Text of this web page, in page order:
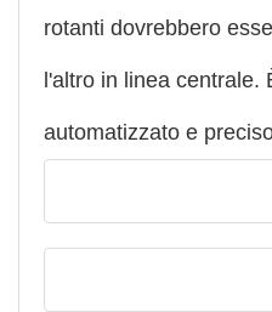
rotanti dovrebbero
l'altro in linea centrale.
automatizzato e